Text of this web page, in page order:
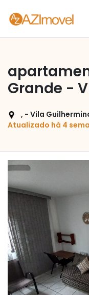
Grande -
, - Vila
Atualizado há 4